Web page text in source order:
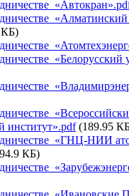
КБ)
институт».pdf (189.95
НИИ
КБ)